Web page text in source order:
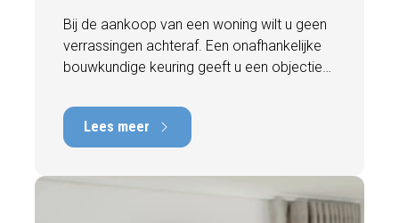
Bij de aankoop van een woning wilt u geen
verrassingen achteraf. Een onafhankelijke
bouwkundige keuring geeft u een objectief
woning, inclusief eventuele gebreken,
onderhoudspunten en te verwachten
herstelkosten. In deze blog leest u waarom
onafhankelijkheid zo belangrijk is en hoe
een deskundige bouwkundige inspectie u
helpt om met vertrouwen een woning te
Lees meer